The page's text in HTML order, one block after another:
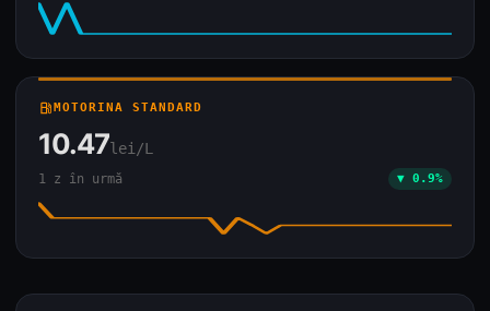
local_gas_stationMOTORINA STANDARD
10.47lei/L
1 z în urmă ▼ 0.9%